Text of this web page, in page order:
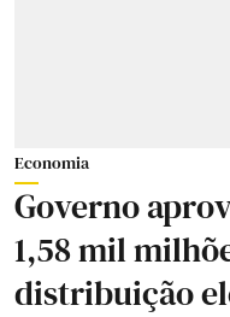
Economia
Governo
1,58 mil
distribuição